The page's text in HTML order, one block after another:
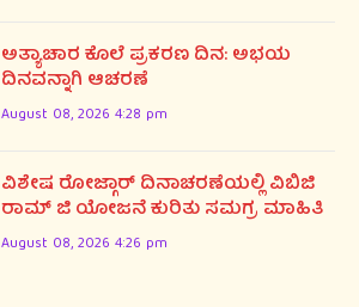
ಅತ್ಯಾಚಾರ ಕೊಲೆ ಪ್ರಕರಣ ದಿನ: ಅಭಯ
ದಿನವನ್ನಾಗಿ ಆಚರಣೆ
August 08, 2026 4:28 pm
ವಿಶೇಷ ರೋಜ್ಗಾರ್ ದಿನಾಚರಣೆಯಲ್ಲಿ ವಿಬಿಜಿ
ರಾಮ್ ಜಿ ಯೋಜನೆ ಕುರಿತು ಸಮಗ್ರ ಮಾಹಿತಿ
August 08, 2026 4:26 pm